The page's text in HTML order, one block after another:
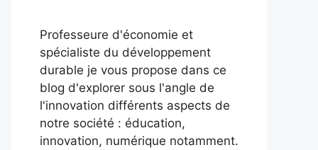
Professeure d'économie et
spécialiste du développement
durable je vous propose dans ce
blog d'explorer sous l'angle de
l'innovation différents aspects de
notre société : éducation,
innovation, numérique notamment.